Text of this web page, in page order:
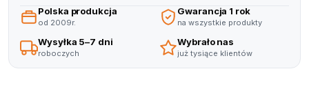
Polska produkcja
od 2009r.
Gwarancja 1 rok
na wszystkie produkty
Wysyłka 5–7 dni
roboczych
Wybrało nas
już tysiące klientów